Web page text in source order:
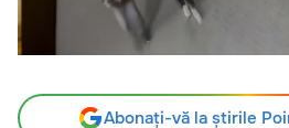
Abonați-vă la știrile